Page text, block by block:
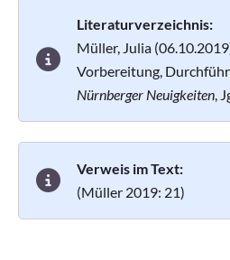
Literaturverzeichnis:
Müller, Julia
Vorbereitung,
Nürnberger Neuigkeiten,
Verweis im Text:
(Müller 2019: 21)